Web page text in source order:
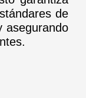
de
asegurando